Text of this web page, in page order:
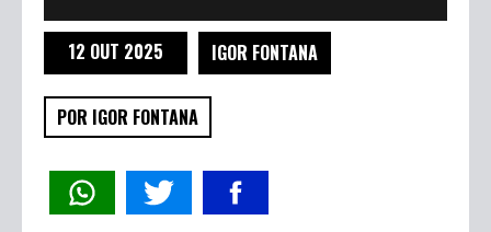
12 OUT 2025 IGOR FONTANA
POR IGOR FONTANA